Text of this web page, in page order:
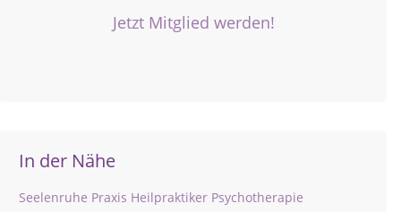
Jetzt Mitglied werden!
In der Nähe
Seelenruhe Praxis Heilpraktiker Psychotherapie